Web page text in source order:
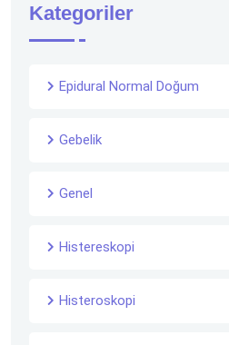
Kategoriler
Epidural Normal Doğum
Gebelik
Genel
Histereskopi
Histeroskopi